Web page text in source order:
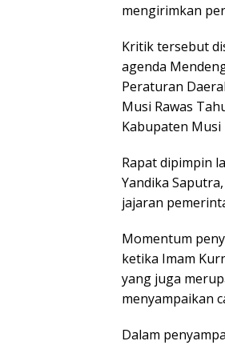
mengirimkan
Kritik tersebut
agenda
Peraturan
Musi Rawas
Kabupaten Musi
Rapat dipimpin
Yandika
jajaran
Momentum
ketika Imam
yang juga
menyampaikan
Dalam